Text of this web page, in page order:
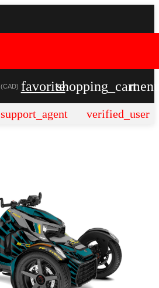
(CAD) favoriteshopping_cart
support_agent verified_user